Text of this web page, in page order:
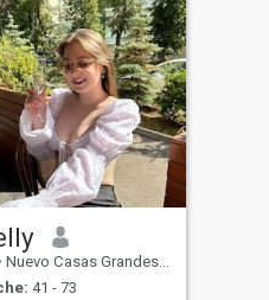
Nuevo Casas Grandes, Chihuahua, Mexiko
41 - 73